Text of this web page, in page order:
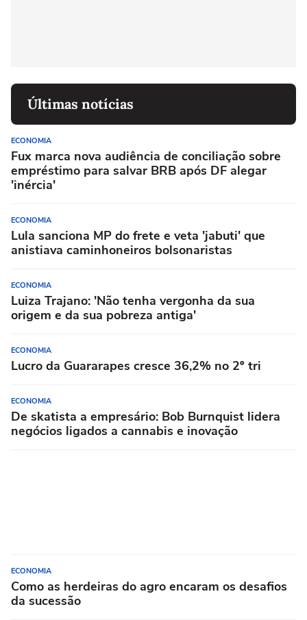
Últimas notícias
ECONOMIA
Fux marca nova audiência de conciliação sobre
empréstimo para salvar BRB após DF alegar
'inércia'
ECONOMIA
Lula sanciona MP do frete e veta 'jabuti' que
anistiava caminhoneiros bolsonaristas
ECONOMIA
Luiza Trajano: 'Não tenha vergonha da sua
origem e da sua pobreza antiga'
ECONOMIA
Lucro da Guararapes cresce 36,2% no 2º tri
ECONOMIA
De skatista a empresário: Bob Burnquist lidera
negócios ligados a cannabis e inovação
ECONOMIA
Como as herdeiras do agro encaram os desafios
da sucessão